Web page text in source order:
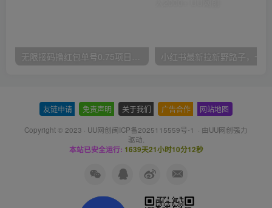
友链申请 免责声明 关于我们 广告合作 网站地图
Copyright © 2023 · UU网创闽ICP备2025115559号-1 · 由UU网创强力
驱动.
本站已安全运行: 1639天21小时10分12秒